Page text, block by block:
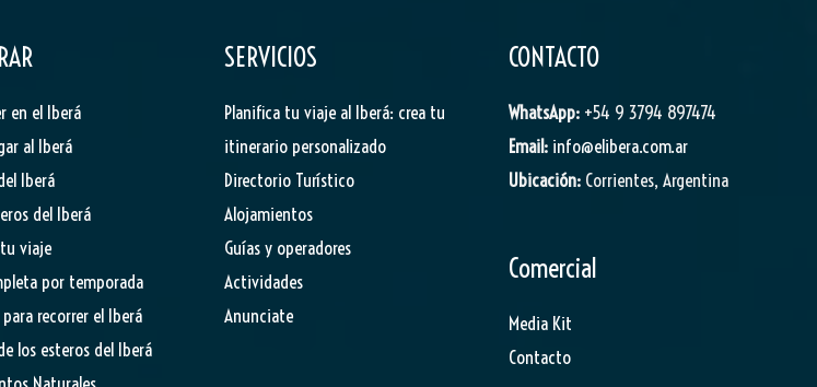
en el Iberá
al Iberá
Iberá
del Iberá
viaje
por temporada
recorrer el Iberá
los esteros del Iberá
SERVICIOS
Planifica tu viaje al Iberá: crea tu
itinerario personalizado
Directorio Turístico
Alojamientos
Guías y operadores
Actividades
Anunciate
CONTACTO
WhatsApp: +54 9 3794 897474
Email: info@elibera.com.ar
Ubicación: Corrientes, Argentina
Comercial
Media Kit
Contacto